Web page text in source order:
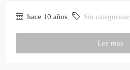
hace 10 años Sin categorizar
Lee mas